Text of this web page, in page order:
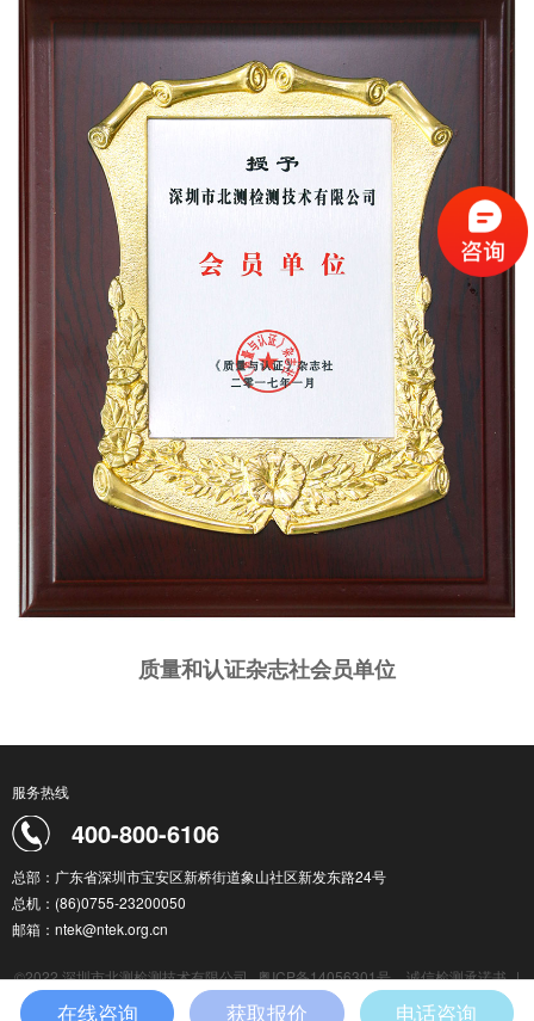
质量和认证杂志社会员单位
服务热线
400-800-6106
总部：广东省深圳市宝安区新桥街道象山社区新发东路24号
总机：(86)0755-23200050
邮箱：ntek@ntek.org.cn
©2022 深圳市北测检测技术有限公司 粤ICP备14056301号 诚信检测承诺书 |
|
在线咨询 获取报价 电话咨询